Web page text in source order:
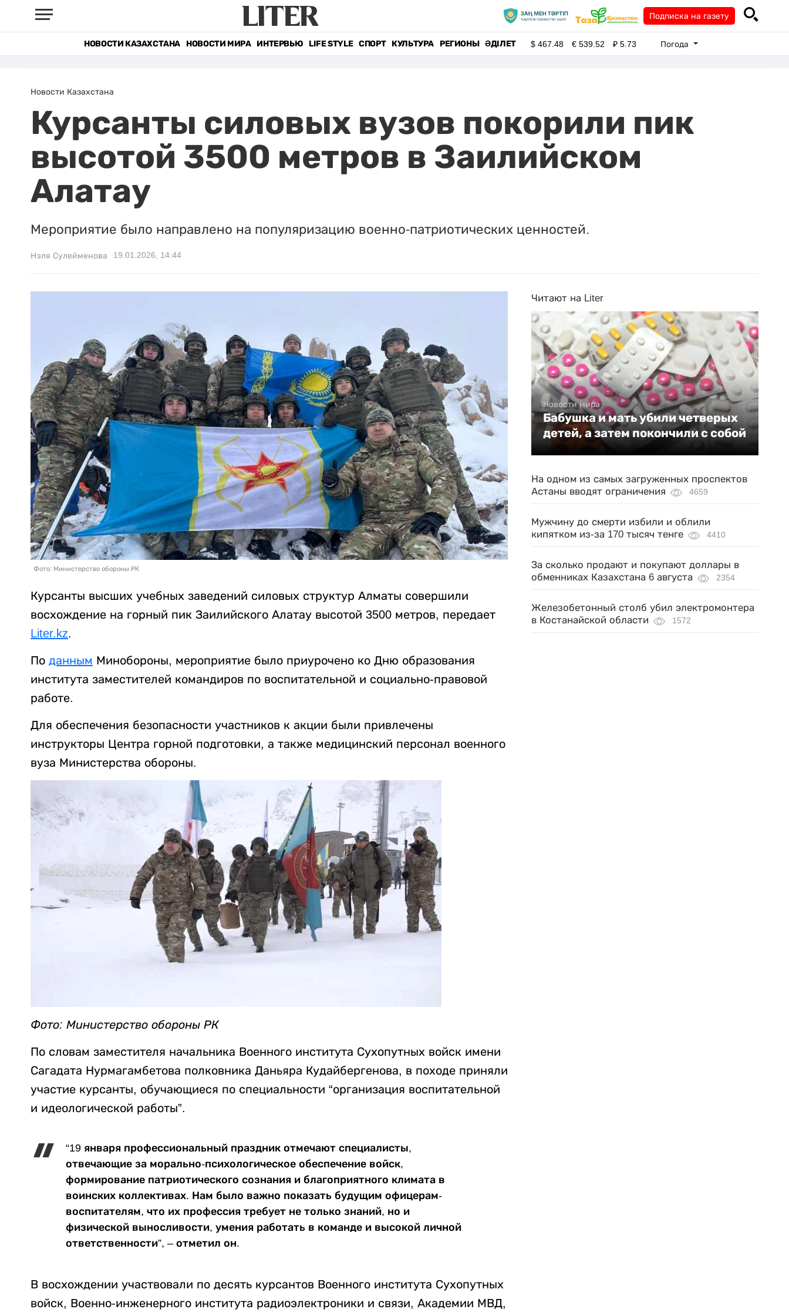
Подписка на газету
НОВОСТИ КАЗАХСТАНА НОВОСТИ МИРА ИНТЕРВЬЮ LIFE STYLE СПОРТ КУЛЬТУРА РЕГИОНЫ ӘДІЛЕТ $467.48 €539.52 ₽5.73 Погода
Новости Казахстана
Курсанты силовых вузов покорили пик
высотой 3500 метров в Заилийском
Алатау
Мероприятие было направлено на популяризацию военно-патриотических ценностей.
Нэля Сулейменова 19.01.2026, 14:44
Фото: Министерство обороны РК
Курсанты высших учебных заведений силовых структур Алматы совершили
восхождение на горный пик Заилийского Алатау высотой 3500 метров, передает
Liter.kz.
По данным Минобороны, мероприятие было приурочено ко Дню образования
института заместителей командиров по воспитательной и социально-правовой
работе.
Для обеспечения безопасности участников к акции были привлечены
инструкторы Центра горной подготовки, а также медицинский персонал военного
вуза Министерства обороны.
Фото: Министерство обороны РК
По словам заместителя начальника Военного института Сухопутных войск имени
Сагадата Нурмагамбетова полковника Даньяра Кудайбергенова, в походе приняли
участие курсанты, обучающиеся по специальности “организация воспитательной
и идеологической работы”.
“19 января профессиональный праздник отмечают специалисты,
отвечающие за морально-психологическое обеспечение войск,
формирование патриотического сознания и благоприятного климата в
воинских коллективах. Нам было важно показать будущим офицерам-
воспитателям, что их профессия требует не только знаний, но и
физической выносливости, умения работать в команде и высокой личной
ответственности”, – отметил он.
В восхождении участвовали по десять курсантов Военного института Сухопутных
войск, Военно-инженерного института радиоэлектроники и связи, Академии МВД,
Читают на Liter
Новости мира
Бабушка и мать убили четверых
детей, а затем покончили с собой
На одном из самых загруженных проспектов
Астаны вводят ограничения
4659
Мужчину до смерти избили и облили
кипятком из-за 170 тысяч тенге
4410
За сколько продают и покупают доллары в
обменниках Казахстана 6 августа
2354
Железобетонный столб убил электромонтера
в Костанайской области
1572